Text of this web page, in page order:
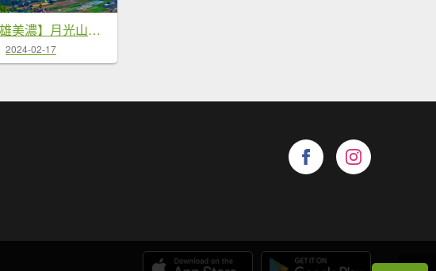
【高雄美濃】月光山稜線縱走，風光旖旎，展望無敵，宛如世外桃源
2024-02-17